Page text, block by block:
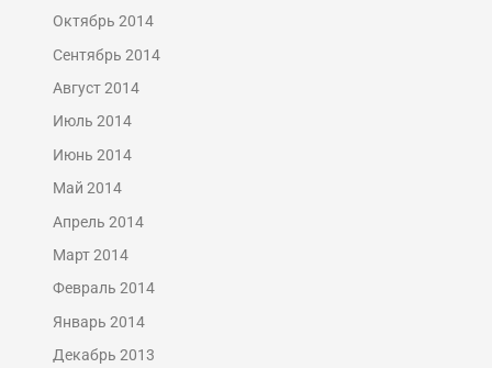
Октябрь 2014
Сентябрь 2014
Август 2014
Июль 2014
Июнь 2014
Май 2014
Апрель 2014
Март 2014
Февраль 2014
Январь 2014
Декабрь 2013